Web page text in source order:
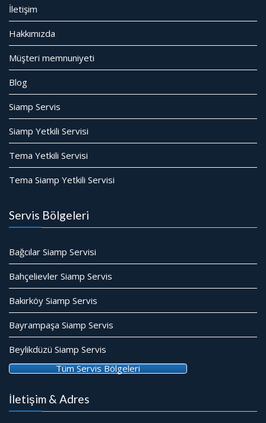
İletişim
Hakkımızda
Müşteri memnuniyeti
Blog
Siamp Servis
Siamp Yetkili Servisi
Tema Yetkili Servisi
Tema Siamp Yetkili Servisi
Servis Bölgeleri
Bağcılar Siamp Servisi
Bahçelievler Siamp Servis
Bakırköy Siamp Servis
Bayrampaşa Siamp Servis
Beylikdüzü Siamp Servis
Tüm Servis Bölgeleri
İletişim & Adres